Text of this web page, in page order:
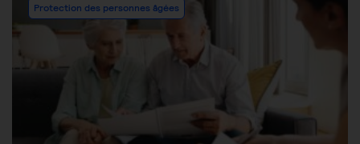
Protection des personnes âgées